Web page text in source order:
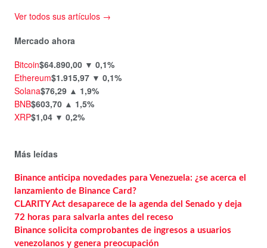
Ver todos sus artículos →
Mercado ahora
Bitcoin$64.890,00 ▼ 0,1%
Ethereum$1.915,97 ▼ 0,1%
Solana$76,29 ▲ 1,9%
BNB$603,70 ▲ 1,5%
XRP$1,04 ▼ 0,2%
Más leídas
Binance anticipa novedades para Venezuela: ¿se acerca el
lanzamiento de Binance Card?
CLARITY Act desaparece de la agenda del Senado y deja
72 horas para salvarla antes del receso
Binance solicita comprobantes de ingresos a usuarios
venezolanos y genera preocupación